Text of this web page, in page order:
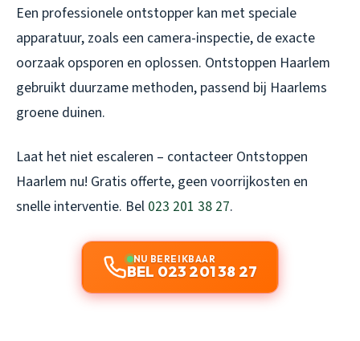
Een professionele ontstopper kan met speciale
apparatuur, zoals een camera-inspectie, de exacte
oorzaak opsporen en oplossen. Ontstoppen Haarlem
gebruikt duurzame methoden, passend bij Haarlems
groene duinen.
Laat het niet escaleren – contacteer Ontstoppen
Haarlem nu! Gratis offerte, geen voorrijkosten en
snelle interventie. Bel 023 201 38 27.
NU BEREIKBAAR
BEL 023 201 38 27